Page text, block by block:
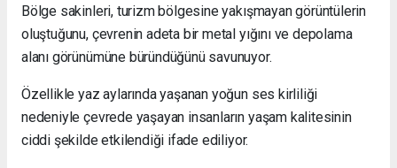
Bölge sakinleri, turizm bölgesine yakışmayan görüntülerin
oluştuğunu, çevrenin adeta bir metal yığını ve depolama
alanı görünümüne büründüğünü savunuyor.
Özellikle yaz aylarında yaşanan yoğun ses kirliliği
nedeniyle çevrede yaşayan insanların yaşam kalitesinin
ciddi şekilde etkilendiği ifade ediliyor.